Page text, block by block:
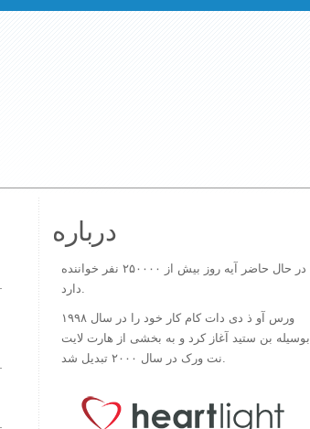
درباره
در حال حاضر آیه روز بیش از ۲۵۰۰۰۰ نفر خواننده
دارد.
ورس آو ذ دی دات کام کار خود را در سال ۱۹۹۸
بوسیله بن ستید آغاز کرد و به بخشی از هارت لایت
نت ورک در سال ۲۰۰۰ تبدیل شد.